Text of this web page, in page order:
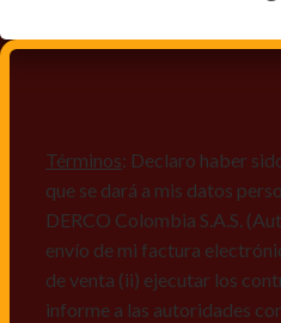
Términos: Declaro haber
que se dará a mis datos
DERCO Colombia S.A.S.
envío de mi factura
de venta (ii) ejecutar los
informe a las autoridades